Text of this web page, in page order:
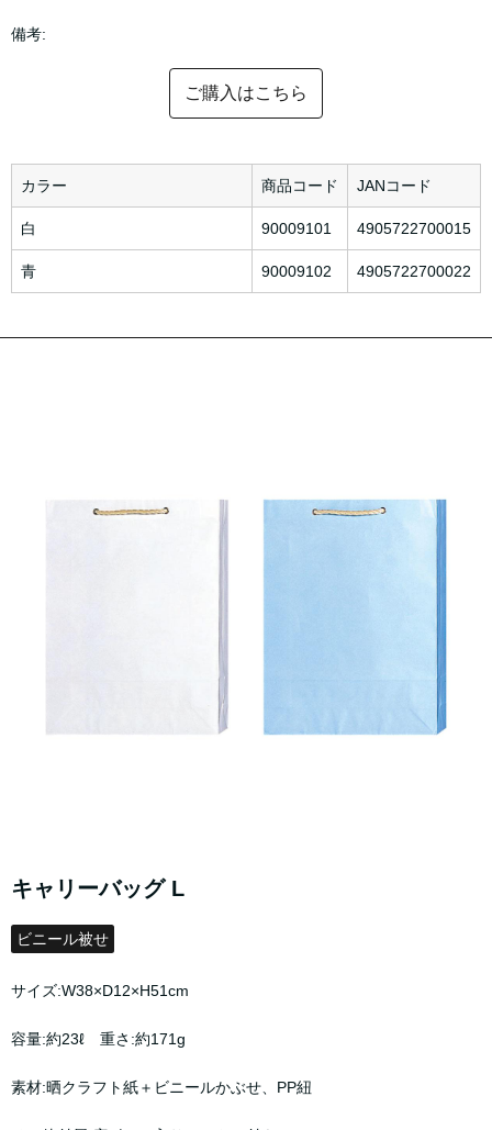
備考:
ご購入はこちら
カラー 商品コード JANコード
白 90009101 4905722700015
青 90009102 4905722700022
キャリーバッグ L
ビニール被せ
サイズ:W38×D12×H51cm
容量:約23ℓ 重さ:約171g
素材:晒クラフト紙＋ビニールかぶせ、PP紐